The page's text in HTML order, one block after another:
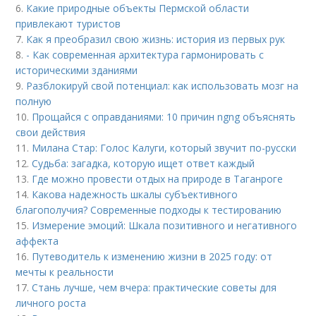
6. Какие природные объекты Пермской области
привлекают туристов
7. Как я преобразил свою жизнь: история из первых рук
8. - Как современная архитектура гармонировать с
историческими зданиями
9. Разблокируй свой потенциал: как использовать мозг на
полную
10. Прощайся с оправданиями: 10 причин ngng объяснять
свои действия
11. Милана Стар: Голос Калуги, который звучит по-русски
12.Судьба: загадка, которую ищет ответ каждый
13. Где можно провести отдых на природе в Таганроге
14. Какова надежность шкалы субъективного
благополучия? Современные подходы к тестированию
15. Измерение эмоций: Шкала позитивного и негативного
аффекта
16. Путеводитель к изменению жизни в 2025 году: от
мечты к реальности
17.Стань лучше, чем вчера: практические советы для
личного роста